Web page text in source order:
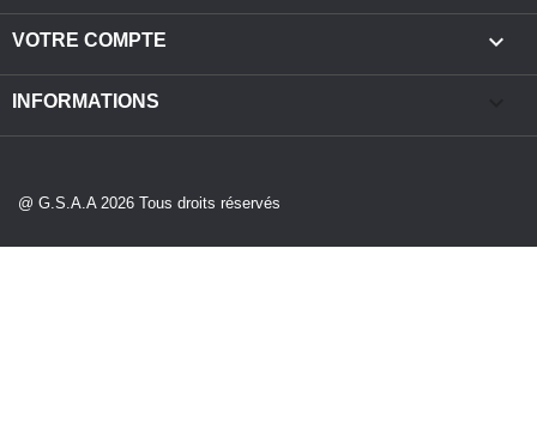
VOTRE COMPTE 
INFORMATIONS
@ G.S.A.A 2026 Tous droits réservés